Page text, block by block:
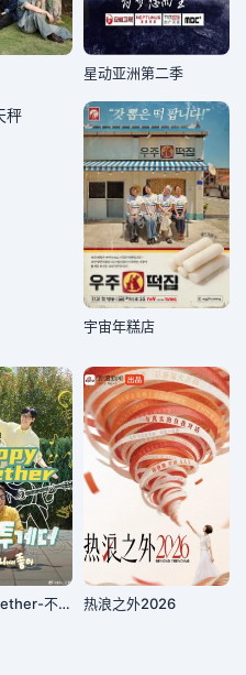
星动亚洲第二季
宇宙年糕店
Happy Together-不是一个人真好 热浪之外2026